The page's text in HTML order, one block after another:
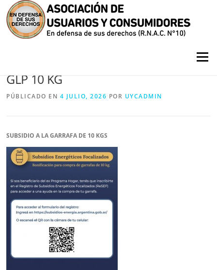
Saltar contenido
Menú
ACCESO AL SUBSIDIO A LA GARRAFA
GLP 10 KG
PÚBLICADO EN 4 JULIO, 2026 POR UYCADMIN
SUBSIDIO A LA GARRAFA DE 10 KGS